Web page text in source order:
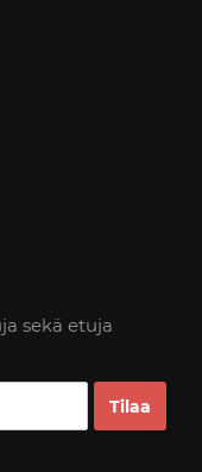
sekä etuja